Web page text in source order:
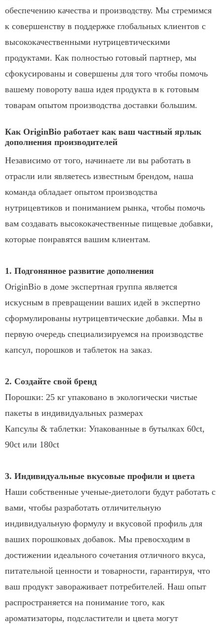
обеспечению качества и производству. Мы стремимся
к совершенству в поддержке глобальных клиентов с
высококачественными нутрицевтическими
продуктами. Как полностью готовый партнер, мы
сфокусированы и совершены для того чтобы помочь
вашему повороту ваша идея продукта в к готовым
товарам опытом производства доставки большим.
Как OriginBio работает как ваш частный ярлык
дополнения производителей
Независимо от того, начинаете ли вы работать в
отрасли или являетесь известным брендом, наша
команда обладает опытом производства
нутрицевтиков и пониманием рынка, чтобы помочь
вам создавать высококачественные пищевые добавки,
которые понравятся вашим клиентам.
1. Подгонянное развитие дополнения
OriginBio в доме экспертная группа является
искусным в превращении ваших идей в экспертно
сформулированы нутрицевтические добавки. Мы в
первую очередь специализируемся на производстве
капсул, порошков и таблеток на заказ.
2. Создайте свой бренд
Порошки: 25 кг упаковано в экологически чистые
пакеты в индивидуальных размерах
Капсулы & таблетки: Упакованные в бутылках 60ct,
90ct или 180ct
3. Индивидуальные вкусовые профили и цвета
Наши собственные ученые-диетологи будут работать с
вами, чтобы разработать отличительную
индивидуальную формулу и вкусовой профиль для
ваших порошковых добавок. Мы превосходим в
достижении идеального сочетания отличного вкуса,
питательной ценности и товарности, гарантируя, что
ваш продукт завораживает потребителей. Наш опыт
распространяется на понимание того, как
ароматизаторы, подсластители и цвета могут